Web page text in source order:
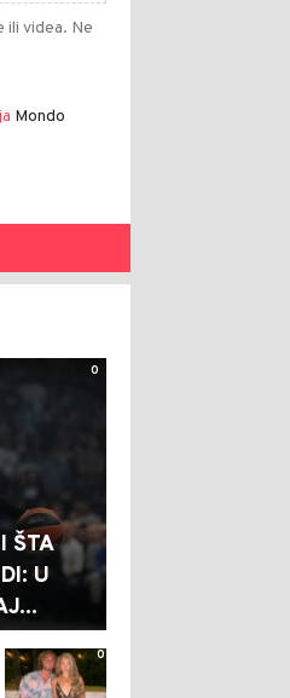
videa. Ne
Mondo
0
ŠTA
U
0